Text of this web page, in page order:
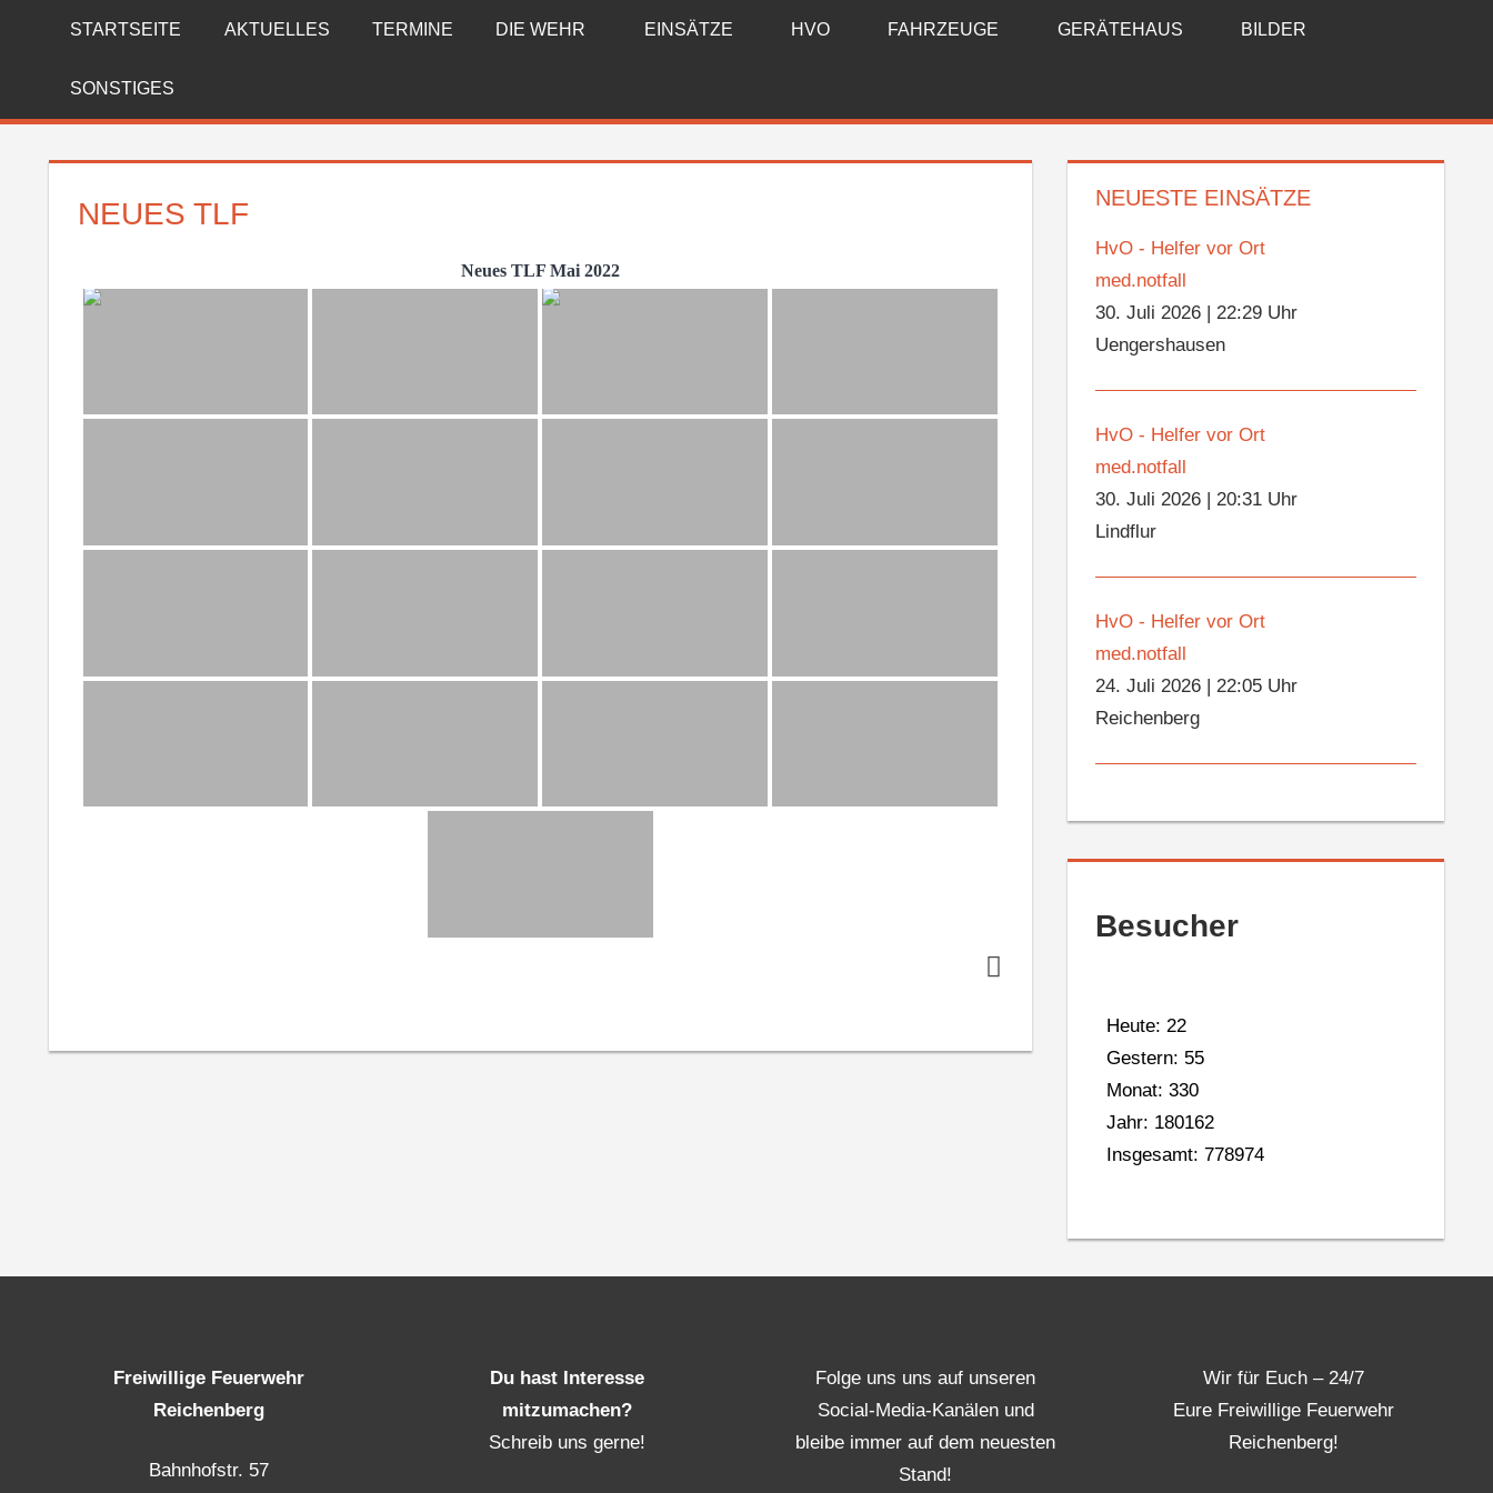
FREIWILLIGE
FEUERWEHR
REICHENBERG
STARTSEITE AKTUELLES TERMINE DIE WEHR EINSÄTZE HVO FAHRZEUGE GERÄTEHAUS BILDER
SONSTIGES
NEUES TLF
Neues TLF Mai 2022
NEUESTE EINSÄTZE
HvO - Helfer vor Ort
med.notfall
30. Juli 2026 |22:29 Uhr
Uengershausen
HvO - Helfer vor Ort
med.notfall
30. Juli 2026 |20:31 Uhr
Lindflur
HvO - Helfer vor Ort
med.notfall
24. Juli 2026 |22:05 Uhr
Reichenberg
Besucher
Heute: 22
Gestern: 55
Monat: 330
Jahr: 180162
Insgesamt: 778974
Freiwillige Feuerwehr
Reichenberg
Bahnhofstr. 57
Du hast Interesse
mitzumachen?
Schreib uns gerne!
Folge uns uns auf unseren
Social-Media-Kanälen und
bleibe immer auf dem neuesten
Stand!
Wir für Euch – 24/7
Eure Freiwillige Feuerwehr
Reichenberg!